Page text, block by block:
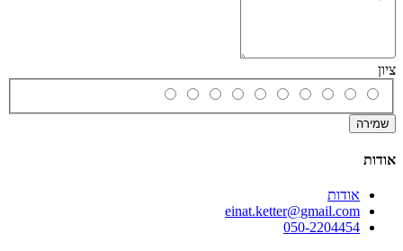
ציון
שמירה
אודות
אודות
einat.ketter@gmail.com
050-2204454